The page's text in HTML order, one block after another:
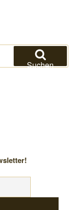
Suchen